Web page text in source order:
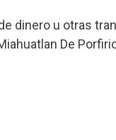
dinero u otras
De